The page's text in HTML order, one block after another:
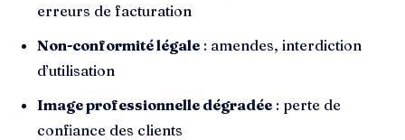
erreurs de facturation
Non-conformité légale : amendes, interdiction
d’utilisation
Image professionnelle dégradée : perte de
confiance des clients